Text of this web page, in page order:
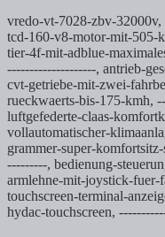
vredo-vt-7028-zbv-
tcd-160-v8-motor-mit-505-
tier-4f-mit-adblue-
--------------------, antrieb-
cvt-getriebe-mit-zwei-
rueckwaerts-bis-175-kmh,
luftgefederte-claas-
vollautomatischer-
grammer-super-
---------, bedienung-
armlehne-mit-joystick-fuer-
touchscreen-terminal-
hydac-touchscreen,